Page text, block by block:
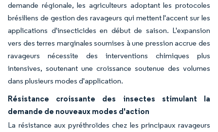
demande régionale, les agriculteurs adoptant les protocoles
brésiliens de gestion des ravageurs qui mettent l'accent sur les
applications d'insecticides en début de saison. L'expansion
vers des terres marginales soumises à une pression accrue des
ravageurs nécessite des interventions chimiques plus
intensives, soutenant une croissance soutenue des volumes
dans plusieurs modes d'application.
Résistance croissante des insectes stimulant la
demande de nouveaux modes d'action
La résistance aux pyréthroïdes chez les principaux ravageurs